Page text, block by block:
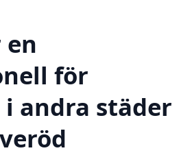
en
för
andra städer